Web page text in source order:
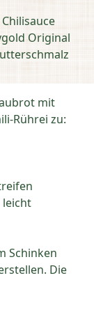
Original
mit
Rührei zu:
leicht
Schinken
Die